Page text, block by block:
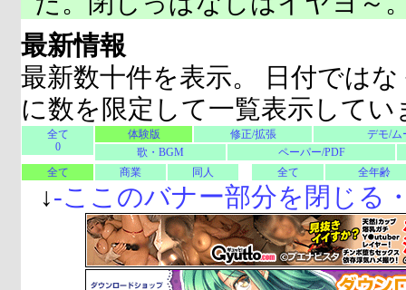
最新情報
最新数十件を表示。 日付では
に数を限定して一覧表示してい
全て
0
体験版 修正/拡張
デモ/ム
歌・BGM
ペーパー/PDF
全て
商業 同人 全て 全年齢
↓-ここのバナー部分を閉じる